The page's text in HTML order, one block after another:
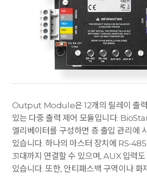
Output Module은 12개의 릴레이 출력
있는 다중 출력 제어 모듈입니다.
엘리베이터를 구성하면 층 출입 관리에
있습니다. 하나의 마스터 장치에 RS-
31대까지 연결할 수 있으며, AUX 입력도
있습니다. 또한, 안티패스백 구역이나 화